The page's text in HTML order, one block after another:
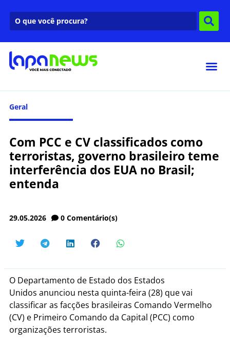
Geral
Com PCC e CV classificados como
terroristas, governo brasileiro teme
interferência dos EUA no Brasil;
entenda
29.05.2026 0 Comentário(s)
O Departamento de Estado dos Estados
Unidos anunciou nesta quinta-feira (28) quevai
classificar as facções brasileiras Comando Vermelho
(CV) e Primeiro Comando da Capital (PCC) como
organizações terroristas.